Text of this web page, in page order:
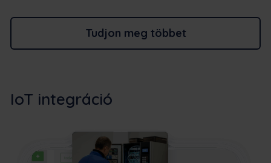
Tudjon meg többet
IoT integráció